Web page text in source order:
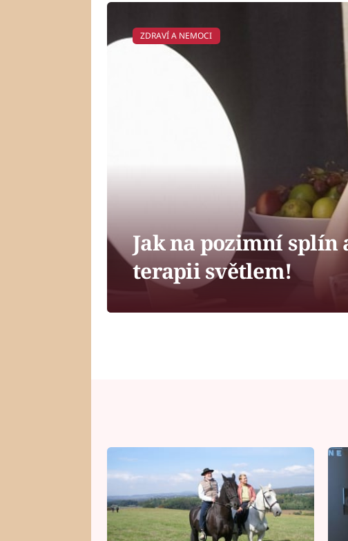
ZDRAVÍ A NEMOCI
Jak na pozimní splín
terapii světlem!